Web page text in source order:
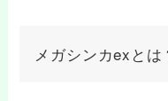
メガシンカexとは